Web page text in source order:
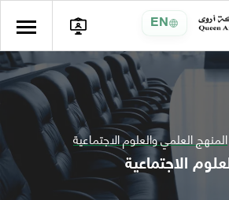
EN
المنهج العلمي والعلوم الاجتماعية
الاجتماعية